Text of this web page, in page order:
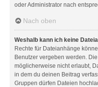
oder Administrator nach
Nach oben
Weshalb kann ich keine
Rechte für Dateianhänge
Benutzer vergeben werden.
möglicherweise nicht erlaubt,
in dem du deinen Beitrag
Gruppen dürfen Dateien